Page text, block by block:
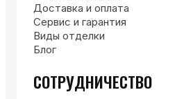
Доставка и оплата
Сервис и гарантия
Виды отделки
Блог
СОТРУДНИЧЕСТВО